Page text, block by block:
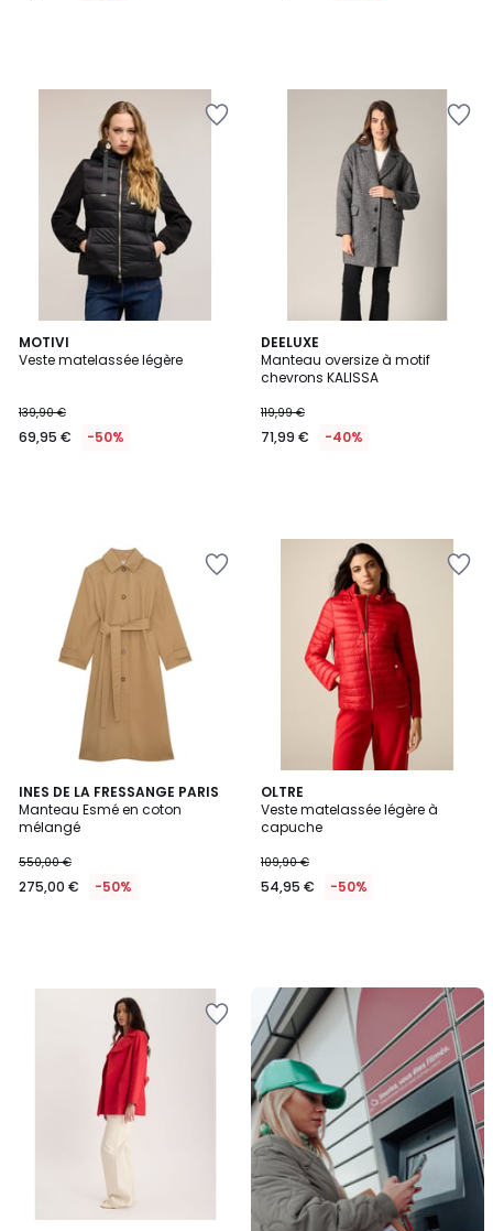
MOTIVI
Veste matelassée légère
139,90 €
69,95 € -50%
DEELUXE
Manteau oversize à motif
chevrons KALISSA
119,99 €
71,99 € -40%
INES DE LA FRESSANGE PARIS
Manteau Esmé en coton
mélangé
550,00 €
275,00 € -50%
OLTRE
Veste matelassée légère à
capuche
109,90 €
54,95 € -50%
Nouveau
Livraison
en
Locker
Mondial
Relay